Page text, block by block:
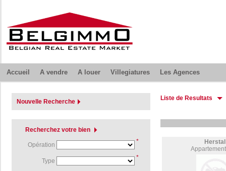
Accueil A vendre A louer Villegiatures Les Agences
Nouvelle Recherche
Recherchez votre bien
Opération *
Type *
Liste de Resultats
Herstal